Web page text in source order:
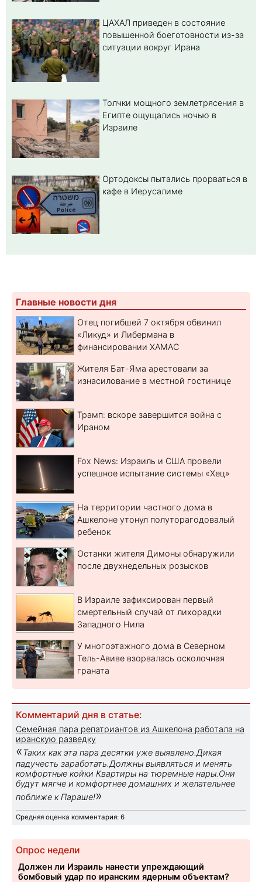
ЦАХАЛ приведен в состояние
повышенной боеготовности из-за
ситуации вокруг Ирана
Толчки мощного землетрясения в
Египте ощущались ночью в
Израиле
Ортодоксы пытались прорваться в
кафе в Иерусалиме
Главные новости дня
Отец погибшей 7 октября обвинил
«Ликуд» и Либермана в
финансировании ХАМАС
Жителя Бат-Яма арестовали за
изнасилование в местной гостинице
Трамп: вскоре завершится война с
Ираном
Fox News: Израиль и США провели
успешное испытание системы «Хец»
На территории частного дома в
Ашкелоне утонул полуторагодовалый
ребенок
Останки жителя Димоны обнаружили
после двухнедельных розысков
В Израиле зафиксирован первый
смертельный случай от лихорадки
Западного Нила
У многоэтажного дома в Северном
Тель-Авиве взорвалась осколочная
граната
Комментарий дня в статье:
Семейная пара репатриантов из Ашкелона работала на
иранскую разведку
«Таких как эта пара десятки уже выявлено.Дикая
падучесть заработать.Должны выявляться и менять
комфортные койки Квартиры на тюремные нары.Они
будут мягче и комфортнее домашних и желательнее
поближе к Параше!»
Средняя оценка комментария: 6
Опрос недели
Должен ли Израиль нанести упреждающий
бомбовый удар по иранским ядерным объектам?